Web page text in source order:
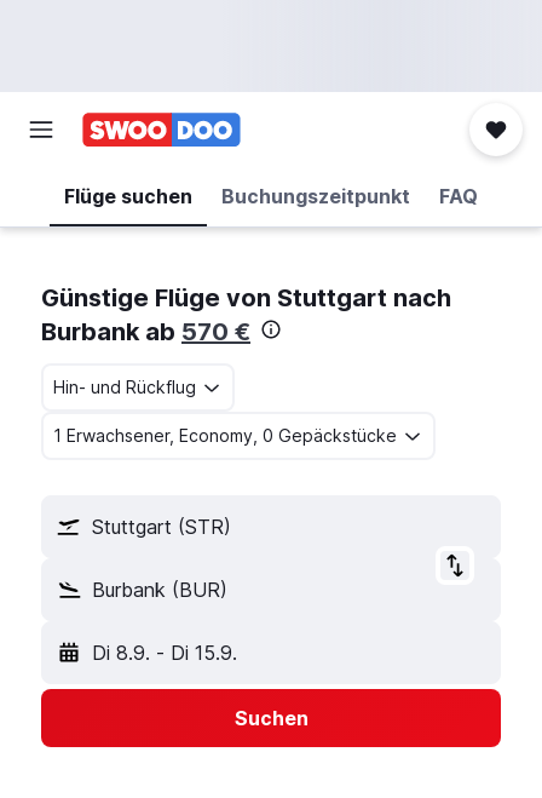
Flüge suchen Buchungszeitpunkt FAQ
Günstige Flüge von Stuttgart nach
Burbank ab 570 €
Hin- und Rückflug
1 Erwachsener, Economy, 0 Gepäckstücke
Stuttgart (STR)
Burbank (BUR)
Di 8.9. - Di 15.9.
Suchen